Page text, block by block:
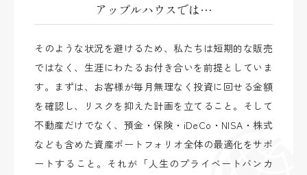
アップルハウスでは…
そのような状況を避けるため、私たちは短期的な販売
ではなく、生涯にわたるお付き合いを前提としていま
す。まずは、お客様が毎月無理なく投資に回せる金額
を確認し、リスクを抑えた計画を立てること。そして
不動産だけでなく、預金・保険・iDeCo・NISA・株式
なども含めた資産ポートフォリオ全体の最適化をサポ
ートすること。それが「人生のプライベートバンカ